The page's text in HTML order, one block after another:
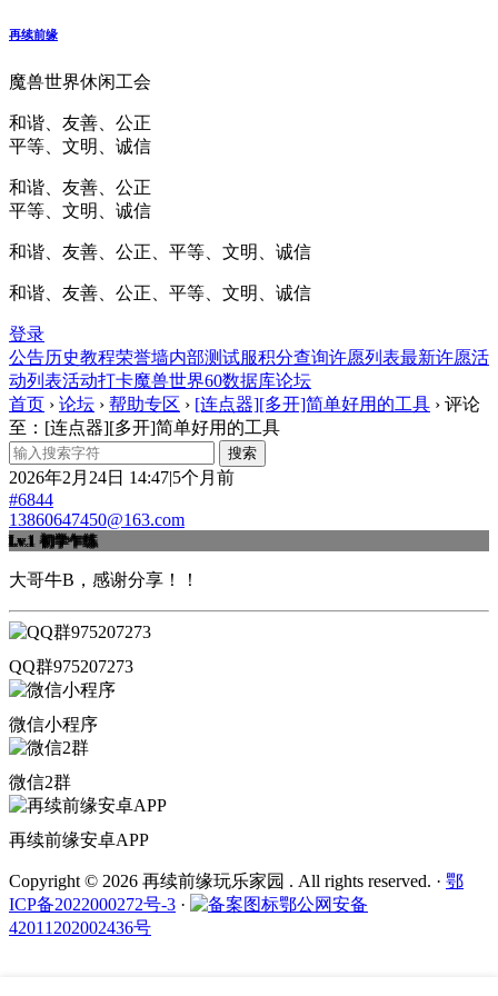
再续前缘
魔兽世界休闲工会
和谐、友善、公正
平等、文明、诚信
和谐、友善、公正
平等、文明、诚信
和谐、友善、公正、平等、文明、诚信
和谐、友善、公正、平等、文明、诚信
登录
公告历史教程荣誉墙内部测试服积分查询许愿列表最新许愿活
动列表活动打卡魔兽世界60数据库论坛
首页 › 论坛 › 帮助专区 › [连点器][多开]简单好用的工具 › 评论
至：[连点器][多开]简单好用的工具
2026年2月24日 14:47|5个月前
#6844
13860647450@163.com
Lv.1 初学乍练
大哥牛B，感谢分享！！
QQ群975207273
微信小程序
微信2群
再续前缘安卓APP
Copyright © 2026 再续前缘玩乐家园 . All rights reserved. · 鄂
ICP备2022000272号-3 ·
鄂公网安备
42011202002436号